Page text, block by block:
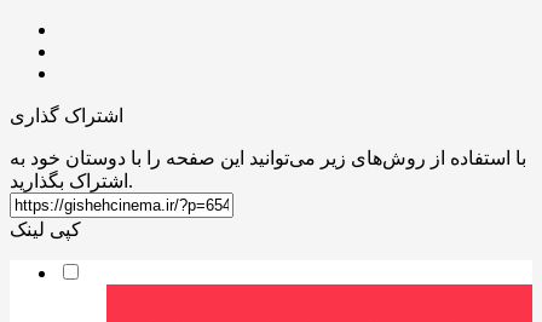
اشتراک گذاری
با استفاده از روش‌های زیر می‌توانید این صفحه را با دوستان خود به
اشتراک بگذارید.
کپی لینک